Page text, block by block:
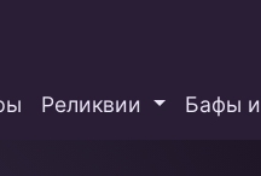
Реликвии Бафы